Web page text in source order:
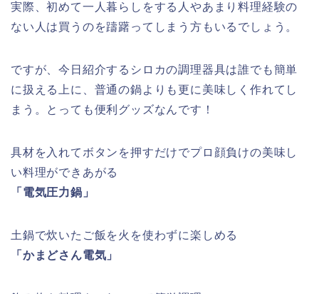
実際、初めて一人暮らしをする人やあまり料理経験の
ない人は買うのを躊躇ってしまう方もいるでしょう。
ですが、今日紹介するシロカの調理器具は誰でも簡単
に扱える上に、普通の鍋よりも更に美味しく作れてし
まう。とっても便利グッズなんです！
具材を入れてボタンを押すだけでプロ顔負けの美味し
い料理ができあがる
「電気圧力鍋」
土鍋で炊いたご飯を火を使わずに楽しめる
「かまどさん電気」